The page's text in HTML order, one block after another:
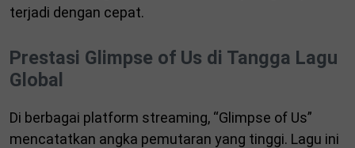
terjadi dengan cepat.
Prestasi Glimpse of Us di Tangga Lagu
Global
Di berbagai platform streaming, “Glimpse of Us”
mencatatkan angka pemutaran yang tinggi. Lagu ini